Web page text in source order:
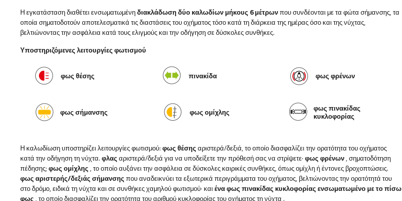
Η εγκατάσταση διαθέτει ενσωματωμένηδιακλάδωση δύο καλωδίων μήκους 6 μέτρωνπου συνδέονται με τα φώτα σήμανσης, τα
οποία σηματοδοτούν αποτελεσματικά τις διαστάσεις του οχήματος τόσο κατά τη διάρκεια της ημέρας όσο και της νύχτας,
βελτιώνοντας την ασφάλεια κατά τους ελιγμούς και την οδήγηση σε δύσκολες συνθήκες.
Υποστηριζόμενες λειτουργίες φωτισμού
φως θέσης πινακίδα φως φρένων
φως σήμανσης φως ομίχλης
φως πινακίδας
κυκλοφορίας
Η καλωδίωση υποστηρίζει λειτουργίες φωτισμού: φως θέσηςαριστερά/δεξιά, το οποίο διασφαλίζει την ορατότητα του οχήματος
κατά την οδήγηση τη νύχτα. φλαςαριστερά/δεξιά για να υποδείξετε την πρόθεσή σας να στρίψετε· φως φρένων, σηματοδότηση
πέδησης; φως ομίχλης, το οποίο αυξάνει την ασφάλεια σε δύσκολες καιρικές συνθήκες, όπως ομίχλη ή έντονες βροχοπτώσεις.
φως αριστερής/δεξιάς σήμανσηςπου αναδεικνύει τα εξωτερικά περιγράμματα του οχήματος, βελτιώνοντας την ορατότητά του
στο δρόμο, ειδικά τη νύχτα και σε συνθήκες χαμηλού φωτισμού· καιένα φως πινακίδας κυκλοφορίας ενσωματωμένο με το πίσω
φως, το οποίο διασφαλίζει την ορατότητα του αριθμού κυκλοφορίας του οχήματος τη νύχτα .